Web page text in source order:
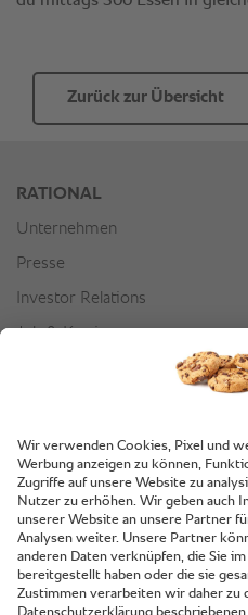
Zurück zur Übersicht